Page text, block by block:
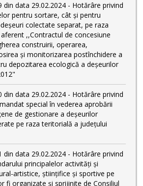
din data 29.02.2024 - Hotărâre privind
pentru sortare, cât și pentru
colectate separat, pe raza
,,Contractul de concesiune
construirii, operarea,
și monitorizarea postînchidere a
depozitarea ecologică a deșeurilor
din data 29.02.2024 - Hotărâre privind
special în vederea aprobării
de gestionare a deșeurilor
pe raza teritorială a județului
din data 29.02.2024 - Hotărâre privind
principalelor activităţi şi
artistice, ştiinţifice şi sportive pe
fi organizate şi sprijinite de Consiliul